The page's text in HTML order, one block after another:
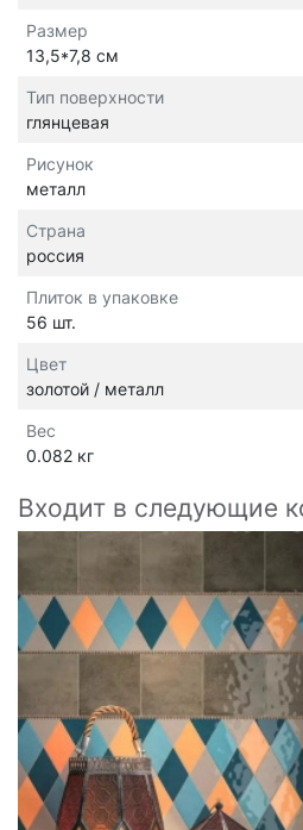
Размер
13,5*7,8 см
Тип поверхности
глянцевая
Рисунок
металл
Страна
россия
Плиток в упаковке
56 шт.
Цвет
золотой / металл
Вес
0.082 кг
Входит в следующие